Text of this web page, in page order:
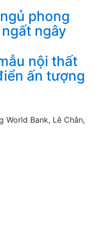
phong
ngây
nội thất
ấn tượng
World Bank, Lê Chân,